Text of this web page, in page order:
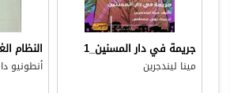
جريمة في دار المسنين_1
مينا ليندجرين
النظام
أنطونيو